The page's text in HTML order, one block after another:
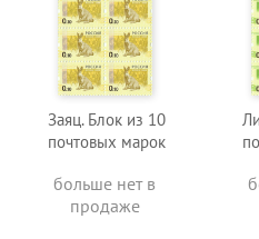
Заяц. Блок из 10
почтовых марок
больше нет в
продаже